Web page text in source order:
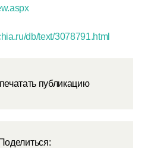
db/text/3078791.html
публикацию
Поделиться: